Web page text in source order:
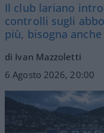
Il club lariano
controlli sugli
più, bisogna
di Ivan Mazzoletti
6 Agosto 2026, 20:00